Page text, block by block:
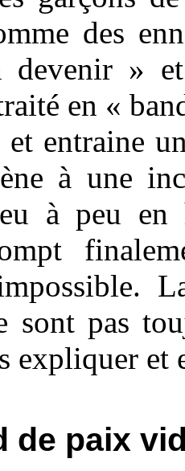
des
devenir »
en «
entraine
à une
à peu en
sont pas
expliquer et
de paix